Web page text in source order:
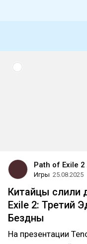
Path of Exile 2
Игры 25.08.2025
Китайцы слили
Exile 2: Третий
Бездны
На презентации